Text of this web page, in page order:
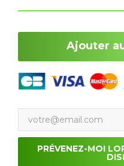
Ajouter
PRÉVENEZ-MOI